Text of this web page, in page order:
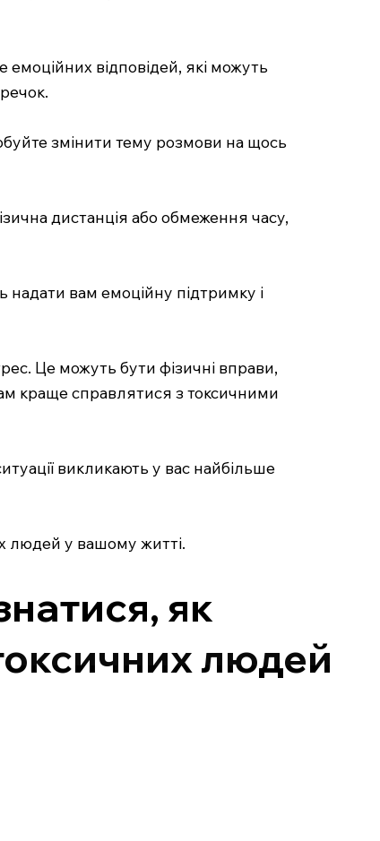
емоційних відповідей, які можуть
змінити тему розмови на щось
дистанція або обмеження часу,
надати вам емоційну підтримку і
Це можуть бути фізичні вправи,
краще справлятися з токсичними
викликають у вас найбільше
людей у вашому житті.
як
людей